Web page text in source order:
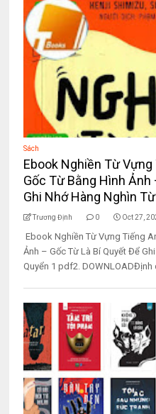
Sách
Ebook Nghiền Từ
Gốc Từ Bằng Hình
Ghi Nhớ Hàng Nghìn
Trương Định 0 Oct 27,
Ebook Nghiền Từ Vựng Tiếng
Ảnh – Gốc Từ Là Bí Quyết Để
Quyển 1 pdf2. DOWNLOADĐịnh